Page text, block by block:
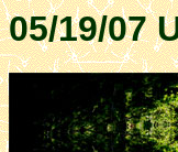
05/19/07